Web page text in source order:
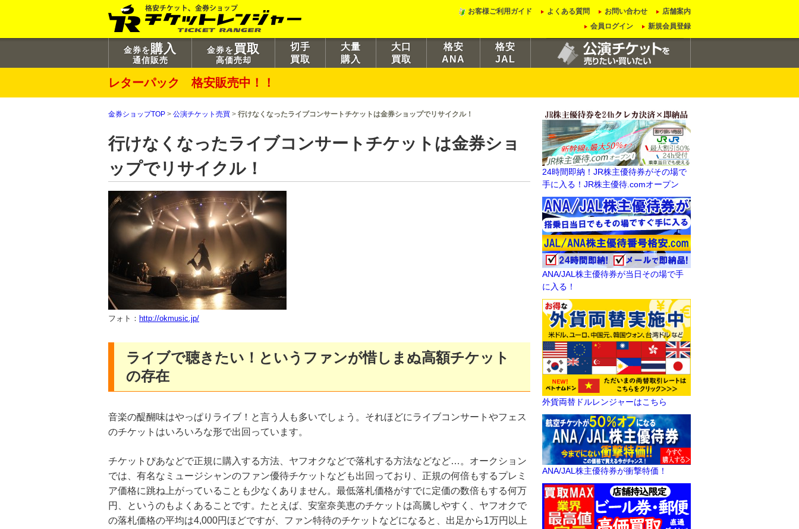
お客様ご利用ガイド よくある質問 お問い合わせ
店舗案内
会員ログイン
新規会員登録
金券を購入
通信販売
金券を買取
高価売却
切手
買取
大量
購入
大口
買取
格安
ANA
格安
JAL
レターパック 格安販売中！！
金券ショップTOP > 公演チケット売買 > 行けなくなったライブコンサートチケットは金券ショップでリサイクル！
行けなくなったライブコンサートチケットは金券ショ
ップでリサイクル！
フォト： http://okmusic.jp/
ライブで聴きたい！というファンが惜しまぬ高額チケット
の存在
音楽の醍醐味はやっぱりライブ！と言う人も多いでしょう。それほどにライブコンサートやフェス
のチケットはいろいろな形で出回っています。
チケットぴあなどで正規に購入する方法、ヤフオクなどで落札する方法などなど…。オークション
では、有名なミュージシャンのファン優待チケットなども出回っており、正規の何倍もするプレミ
ア価格に跳ね上がっていることも少なくありません。最低落札価格がすでに定価の数倍もする何万
円、というのもよくあることです。たとえば、安室奈美恵のチケットは高騰しやすく、ヤフオクで
の落札価格の平均は4,000円ほどですが、ファン特待のチケットなどになると、出足から1万円以上
24時間即納！JR株主優待券がその場で
手に入る！JR株主優待.comオープン
ANA/JAL株主優待券が当日その場で手
に入る！
外貨両替ドルレンジャーはこちら
ANA/JAL株主優待券が衝撃特価！